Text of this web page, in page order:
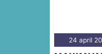
24 april